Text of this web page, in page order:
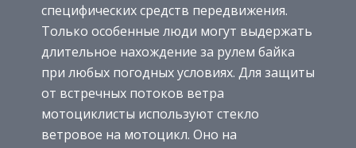
специфических средств передвижения.
Только особенные люди могут выдержать
длительное нахождение за рулем байка
при любых погодных условиях. Для защиты
от встречных потоков ветра
мотоциклисты используют стекло
ветровое на мотоцикл. Оно на